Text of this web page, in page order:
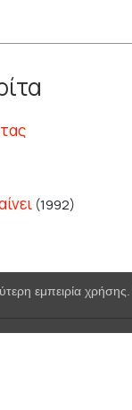
(1992)
εμπειρία